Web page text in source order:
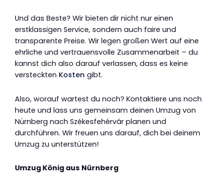
Und das Beste? Wir bieten dir nicht nur einen
erstklassigen Service, sondern auch faire und
transparente Preise. Wir legen großen Wert auf eine
ehrliche und vertrauensvolle Zusammenarbeit – du
kannst dich also darauf verlassen, dass es keine
versteckten Kosten gibt.
Also, worauf wartest du noch? Kontaktiere uns noch
heute und lass uns gemeinsam deinen Umzug von
Nürnberg nach Székesfehérvár planen und
durchführen. Wir freuen uns darauf, dich bei deinem
Umzug zu unterstützen!
Umzug König aus Nürnberg